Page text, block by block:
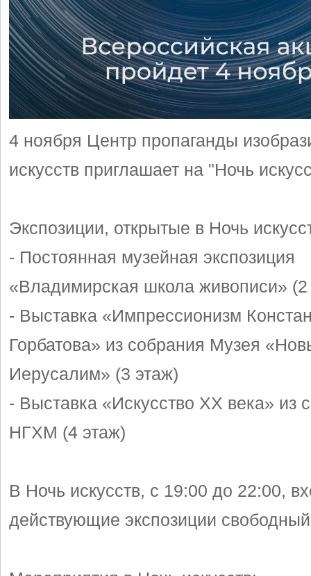
4 ноября Центр пропаганды
искусств приглашает на "Ночь
Экспозиции, открытые в Ночь
- Постоянная музейная экспозиция
«Владимирская школа живописи» (2
- Выставка «Импрессионизм
Горбатова» из собрания Музея
Иерусалим» (3 этаж)
- Выставка «Искусство XX века» из
НГХМ (4 этаж)
В Ночь искусств, с 19:00 до 22:00,
действующие экспозиции